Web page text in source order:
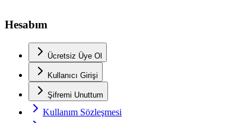
Hesabım
Ücretsiz Üye Ol
Kullanıcı Girişi
Şifremi Unuttum
Kullanım Sözleşmesi